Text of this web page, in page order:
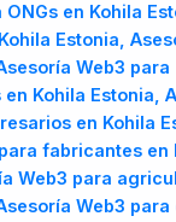
en Kohila
Estonia,
Web3 para
Kohila Estonia,
en Kohila
fabricantes en
Web3 para
Web3